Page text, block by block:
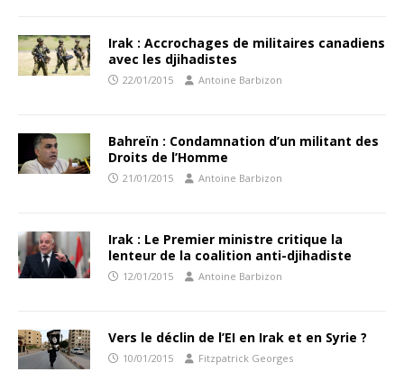
Irak : Accrochages de militaires canadiens
avec les djihadistes
22/01/2015 Antoine Barbizon
Bahreïn : Condamnation d’un militant des
Droits de l’Homme
21/01/2015 Antoine Barbizon
Irak : Le Premier ministre critique la
lenteur de la coalition anti-djihadiste
12/01/2015 Antoine Barbizon
Vers le déclin de l’EI en Irak et en Syrie ?
10/01/2015 Fitzpatrick Georges